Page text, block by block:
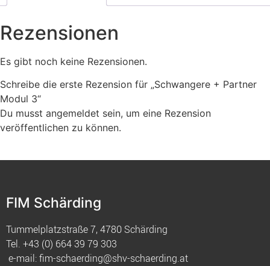
Rezensionen
Es gibt noch keine Rezensionen.
Schreibe die erste Rezension für „Schwangere + Partner
Modul 3“
Du musst angemeldet sein, um eine Rezension
veröffentlichen zu können.
FIM Schärding
Tummelplatzstraße 7, 4780 Schärding
Tel. +43 (0) 664 39 79 303
e-mail:fim-schaerding@shv-schaerding.at